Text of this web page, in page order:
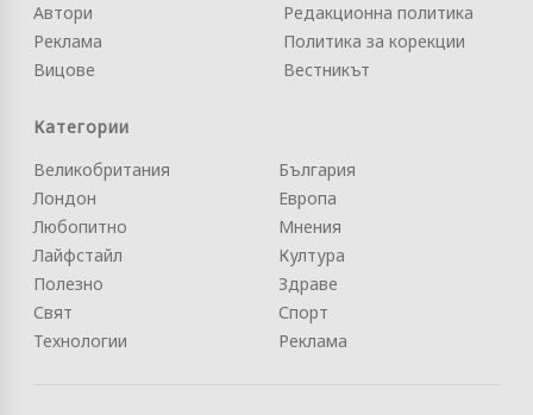
Автори
Реклама
Вицове
Редакционна политика
Политика за корекции
Вестникът
Категории
Великобритания
Лондон
Любопитно
Лайфстайл
Полезно
Свят
Технологии
България
Европа
Мнения
Култура
Здраве
Спорт
Реклама